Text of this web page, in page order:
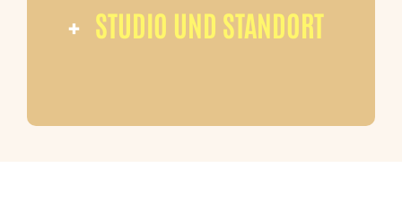
+ STUDIO UND STANDORT